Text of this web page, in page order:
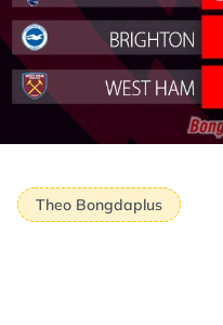
Theo Bongdaplus